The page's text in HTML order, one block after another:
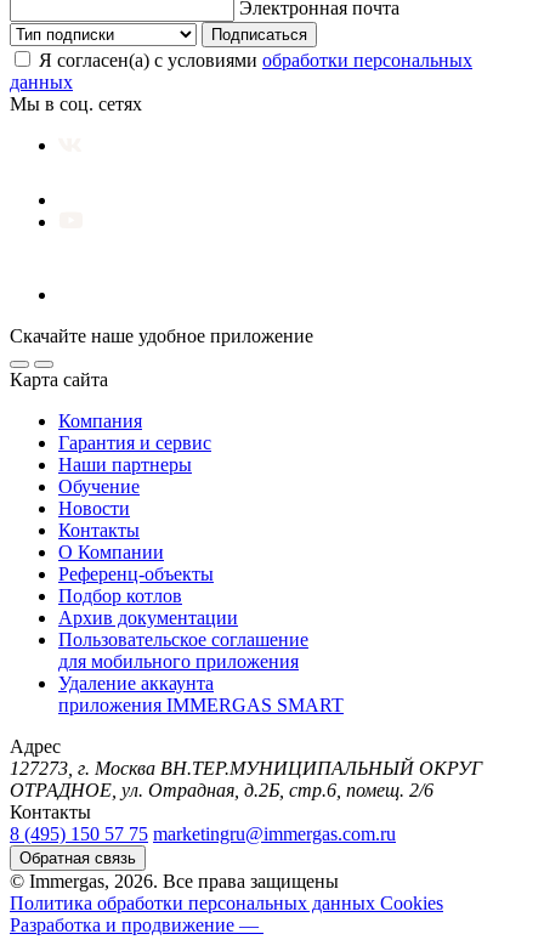
Электронная почта
Подписаться
Я согласен(а) с условиями обработки персональных
данных
Мы в соц. сетях
Скачайте наше удобное приложение
Карта сайта
Компания
Гарантия и сервис
Наши партнеры
Обучение
Новости
Контакты
О Компании
Референц-объекты
Подбор котлов
Архив документации
Пользовательское соглашение
для мобильного приложения
Удаление аккаунта
приложения IMMERGAS SMART
Адрес
127273, г. Москва ВН.ТЕР.МУНИЦИПАЛЬНЫЙ ОКРУГ
ОТРАДНОЕ, ул. Отрадная, д.2Б, стр.6, помещ. 2/6
Контакты
8 (495) 150 57 75 marketingru@immergas.com.ru
Обратная связь
© Immergas, 2026. Все права защищены
Политика обработки персональных данных Cookies
Разработка и продвижение —